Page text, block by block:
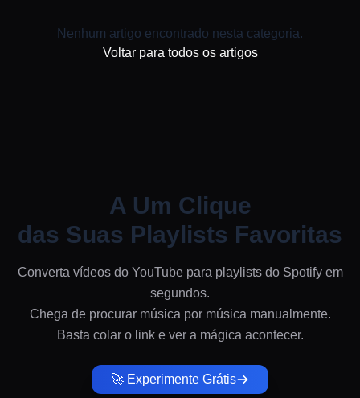
Nenhum artigo encontrado nesta categoria.
Voltar para todos os artigos
A Um Clique
das Suas Playlists Favoritas
Converta vídeos do YouTube para playlists do Spotify em
segundos.
Chega de procurar música por música manualmente.
Basta colar o link e ver a mágica acontecer.
🚀 Experimente Grátis